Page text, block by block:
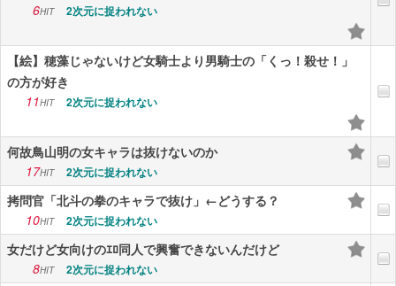
6HIT 2次元に捉われない
【絵】穂藻じゃないけど女騎士より男騎士の「くっ！殺せ！」
の方が好き
11HIT 2次元に捉われない
何故鳥山明の女キャラは抜けないのか
17HIT 2次元に捉われない
拷問官「北斗の拳のキャラで抜け」←どうする？
10HIT 2次元に捉われない
女だけど女向けのｴﾛ同人で興奮できないんだけど
8HIT 2次元に捉われない